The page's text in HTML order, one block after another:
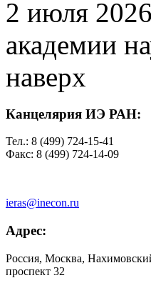
2 июля
академии
наверх
Канцелярия ИЭ РАН:
Тел.: 8 (499) 724-15-41
Факс: 8 (499) 724-14-09
ieras@inecon.ru
Адрес:
Россия, Москва,
проспект 32